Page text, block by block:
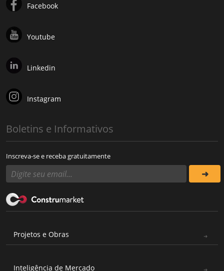
Facebook
Youtube
Linkedin
Instagram
Boletins e Informativos
Inscreva-se e receba gratuitamente
Projetos e Obras
Inteligência de Mercado